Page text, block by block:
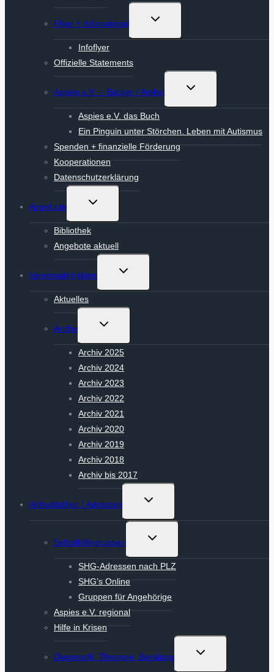
Flyer + Infomaterial
Untermenü
Infoflyer
Offizielle Statements
Aspies e.V. – Bücher / Artikel
Untermenü
Aspies e.V. das Buch
Ein Pinguin unter Störchen. Leben mit Autismus
Spenden + finanzielle Förderung
Kooperationen
Datenschutzerklärung
Angebote
Untermenü
Bibliothek
Angebote aktuell
Vereinsaktivitäten
Untermenü
Aktuelles
Archiv
Untermenü
Archiv 2025
Archiv 2024
Archiv 2023
Archiv 2022
Archiv 2021
Archiv 2020
Archiv 2019
Archiv 2018
Archiv bis 2017
Anlaufstellen / Adressen
Untermenü
Selbsthilfegruppen
Untermenü
SHG-Adressen nach PLZ
SHG’s Online
Gruppen für Angehörige
Aspies e.V. regional
Hilfe in Krisen
Diagnostik, Therapie, Beratung
Untermenü